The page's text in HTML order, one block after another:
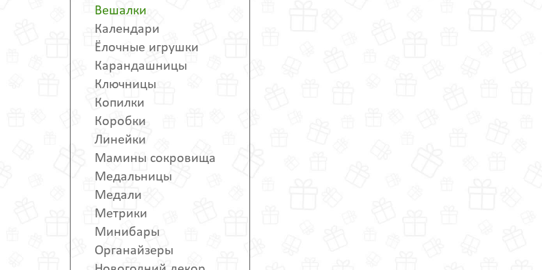
Вешалки
Календари
Ёлочные игрушки
Карандашницы
Ключницы
Копилки
Коробки
Линейки
Мамины сокровища
Медальницы
Медали
Метрики
Минибары
Органайзеры